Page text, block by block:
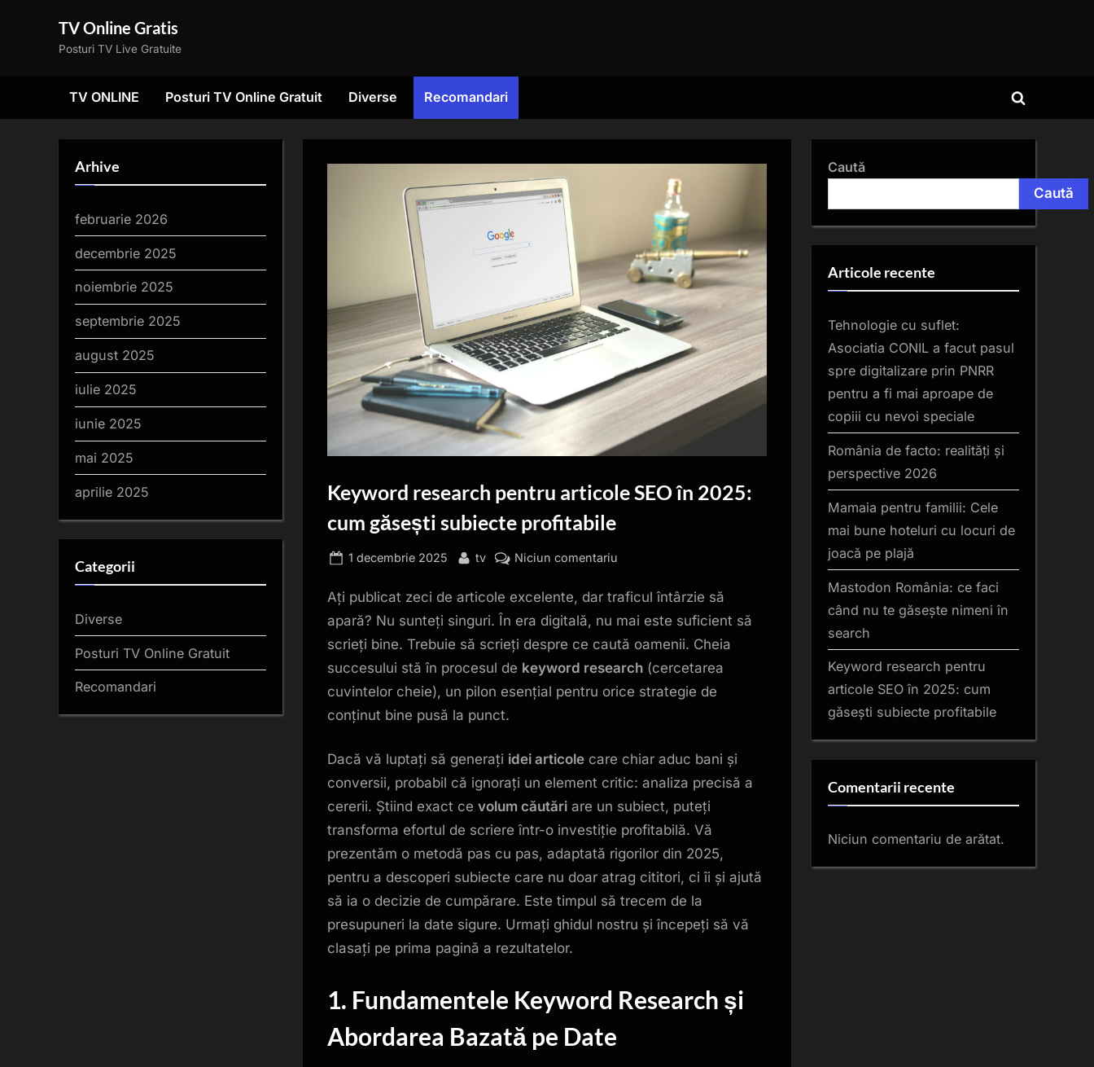
TV Online Gratis
Posturi TV Live Gratuite
TV ONLINE Posturi TV Online Gratuit Diverse Recomandari
Toggle
Keyword research pentru articole SEO în 2025:
cum găsești subiecte profitabile
Posted
1 decembrie 2025 By
tv Niciun comentariu
research
pentru
articole
2025:
subiecte
profitabile
Ați publicat zeci de articole excelente, dar traficul întârzie să
apară? Nu sunteți singuri. În era digitală, nu mai este suficient să
scrieți bine. Trebuie să scrieți despre ce caută oamenii. Cheia
succesului stă în procesul de keyword research (cercetarea
cuvintelor cheie), un pilon esențial pentru orice strategie de
conținut bine pusă la punct.
Dacă vă luptați să generați idei articole care chiar aduc bani și
conversii, probabil că ignorați un element critic: analiza precisă a
cererii. Știind exact ce volum căutări are un subiect, puteți
transforma efortul de scriere într-o investiție profitabilă. Vă
prezentăm o metodă pas cu pas, adaptată rigorilor din 2025,
pentru a descoperi subiecte care nu doar atrag cititori, ci îi și ajută
să ia o decizie de cumpărare. Este timpul să trecem de la
presupuneri la date sigure. Urmați ghidul nostru și începeți să vă
clasați pe prima pagină a rezultatelor.
1. Fundamentele Keyword Research și
Abordarea Bazată pe Date
Arhive
februarie 2026
decembrie 2025
noiembrie 2025
septembrie 2025
august 2025
iulie 2025
iunie 2025
mai 2025
aprilie 2025
Categorii
Diverse
Posturi TV Online Gratuit
Recomandari
Caută
Caută
Articole recente
Tehnologie cu suflet:
Asociatia CONIL a facut pasul
spre digitalizare prin PNRR
pentru a fi mai aproape de
copiii cu nevoi speciale
România de facto: realități și
perspective 2026
Mamaia pentru familii: Cele
mai bune hoteluri cu locuri de
joacă pe plajă
Mastodon România: ce faci
când nu te găsește nimeni în
search
Keyword research pentru
articole SEO în 2025: cum
găsești subiecte profitabile
Comentarii recente
Niciun comentariu de arătat.